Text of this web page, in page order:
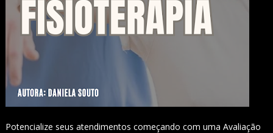
Potencialize seus atendimentos começando com uma Avaliação